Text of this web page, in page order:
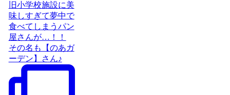
旧小学校施設に美
味しすぎて夢中で
食べてしまうパン
屋さんが…！！
その名も【のあガ
ーデン】さん♪